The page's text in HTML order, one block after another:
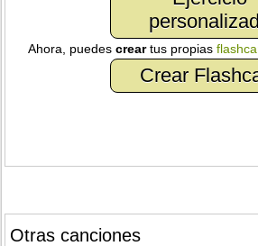
Ahora, puedescreartus propias
Crear
Otras canciones